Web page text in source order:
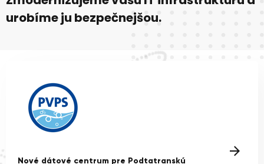
urobíme ju bezpečnejšou.
Nové dátové centrum pre Podtatranskú